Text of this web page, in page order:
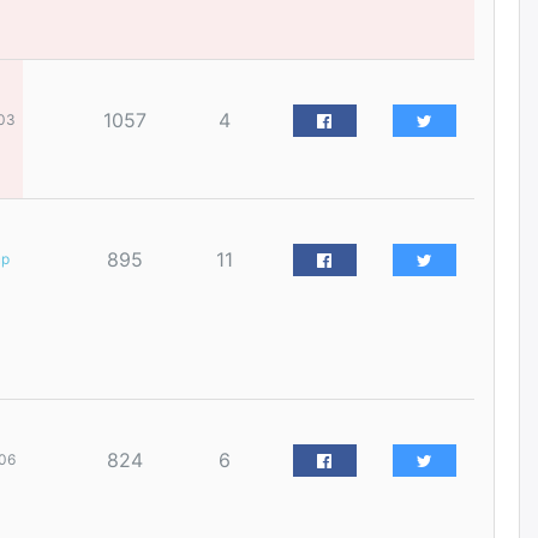
2026/08/06
Орон сууц, нийтийн аж ахуй,
авто зам, тохижилт
холбоотой ГОМДОЛ их байгааг
"Урьхан" Б.Чинбат гэж хүн
бизнес хамтрагчаа гүтгэж
1057 4
895 11
824 6